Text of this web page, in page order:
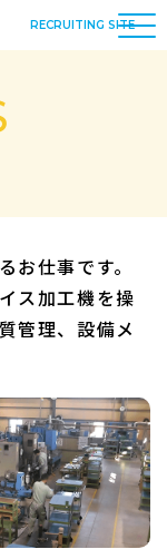
RECRUITING SITE
お仕事です。
ス加工機を操
管理、設備メ